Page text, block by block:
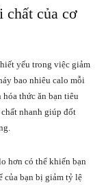
chất của cơ
yếu trong việc giảm
bao nhiêu calo mỗi
thức ăn bạn tiêu
nhanh giúp đốt
hơn có thể khiến bạn
của bạn bị giảm tỷ lệ